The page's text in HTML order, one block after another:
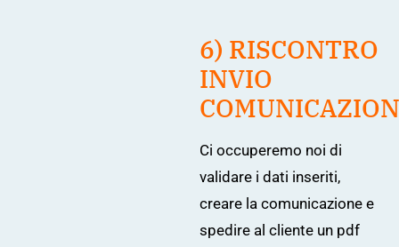
6) RISCONTRO
INVIO
Ci occuperemo noi di
validare i dati inseriti,
creare la comunicazione e
spedire al cliente un pdf